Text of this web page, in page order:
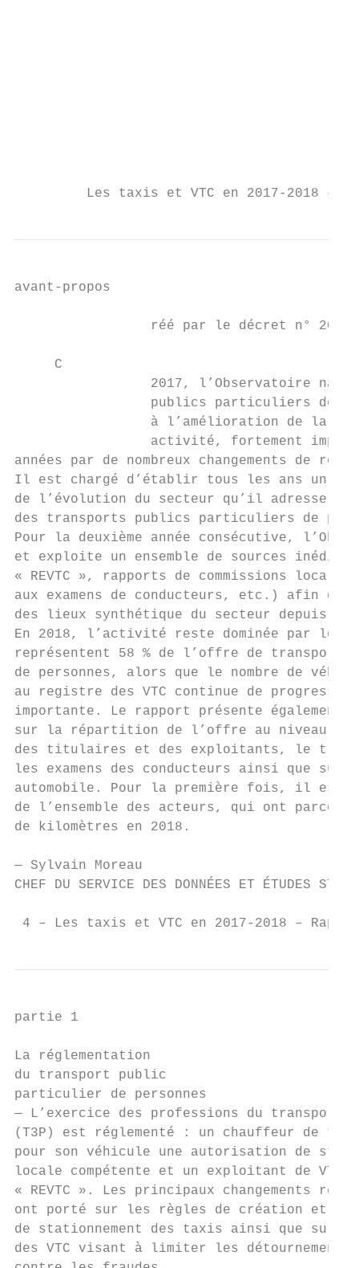
Les taxis et VTC en 2017-2018 –
avant-propos
réé par le décret n°
     C
2017, l’Observatoire
publics particuliers de
à l’amélioration de la
activité, fortement
années par de nombreux changements de
Il est chargé d’établir tous les ans un
de l’évolution du secteur qu’il adresse au
des transports publics particuliers de
Pour la deuxième année consécutive,
et exploite un ensemble de sources
« REVTC », rapports de commissions
aux examens de conducteurs, etc.) afin de
des lieux synthétique du secteur depuis
En 2018, l’activité reste dominée par les
représentent 58 % de l’offre de
de personnes, alors que le nombre de
au registre des VTC continue de progresser
importante. Le rapport présente également
sur la répartition de l’offre au niveau
des titulaires et des exploitants, le
les examens des conducteurs ainsi que sur
automobile. Pour la première fois, il
de l’ensemble des acteurs, qui ont
de kilomètres en 2018.
— Sylvain Moreau
CHEF DU SERVICE DES DONNÉES ET ÉTUDES
4 – Les taxis et VTC en 2017-2018 –
partie 1
La réglementation
du transport public
particulier de personnes
— L’exercice des professions du transport
(T3P) est réglementé : un chauffeur de
pour son véhicule une autorisation de
locale compétente et un exploitant de
« REVTC ». Les principaux changements
ont porté sur les règles de création et de
de stationnement des taxis ainsi que sur le
des VTC visant à limiter les